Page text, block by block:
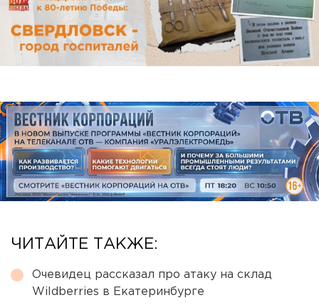
ЧИТАЙТЕ ТАКЖЕ:
Очевидец рассказал про атаку на склад
Wildberries в Екатеринбурге